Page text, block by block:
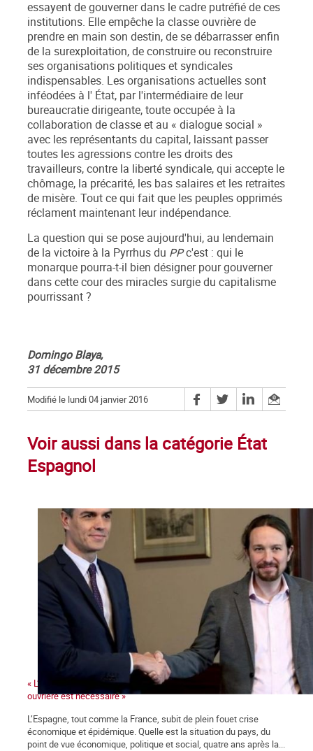
essayent de gouverner dans le cadre putréfié de ces
institutions. Elle empêche la classe ouvrière de
prendre en main son destin, de se débarrasser enfin
de la surexploitation, de construire ou reconstruire
ses organisations politiques et syndicales
indispensables. Les organisations actuelles sont
inféodées à l' État, par l'intermédiaire de leur
bureaucratie dirigeante, toute occupée à la
collaboration de classe et au « dialogue social »
avec les représentants du capital, laissant passer
toutes les agressions contre les droits des
travailleurs, contre la liberté syndicale, qui accepte le
chômage, la précarité, les bas salaires et les retraites
de misère. Tout ce qui fait que les peuples opprimés
réclament maintenant leur indépendance.
La question qui se pose aujourd'hui, au lendemain
de la victoire à la Pyrrhus du PPc'est : qui le
monarque pourra-t-il bien désigner pour gouverner
dans cette cour des miracles surgie du capitalisme
pourrissant ?
Domingo Blaya,
31 décembre 2015
Modifié le lundi 04 janvier 2016
Voir aussi dans la catégorie État
Espagnol
« L’irruption d’un mouvement de masse mené par la classe
ouvrière est nécessaire »
L’Espagne, tout comme la France, subit de plein fouet crise
économique et épidémique. Quelle est la situation du pays, du
point de vue économique, politique et social, quatre ans après la...